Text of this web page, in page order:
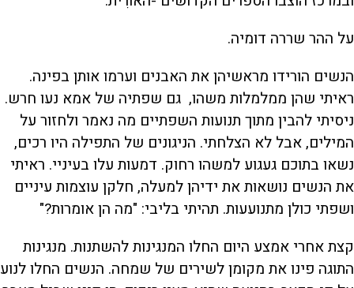
על ההר שררה דומיה.
הנשים הורידו מראשיהן את האבנים וערמו אותן בפינה.
ראיתי שהן ממלמלות משהו, גם שפתיה של אמא נעו חרש.
ניסיתי להבין מתוך תנועות השפתיים מה נאמר ולחזור על
המילים, אבל לא הצלחתי. הניגונים של התפילה היו רכים,
נשאו בתוכם געגוע למשהו רחוק. דמעות עלו בעיניי. ראיתי
את הנשים נושאות את ידיהן למעלה, חלקן עוצמות עיניים
ושפתי כולן מתנועעות. תהיתי בליבי: "מה הן אומרות?"
קצת אחרי אמצע היום החלו המנגינות להשתנות. מנגינות
התוגה פינו את מקומן לשירים של שמחה. הנשים החלו לנוע